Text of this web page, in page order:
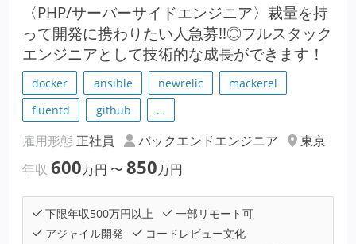
〈PHP/サーバーサイドエンジニア〉裁量を持
って開発に携わりたい人急募!!◎フルスタック
エンジニアとして技術的な成長ができます！
docker ansible newrelic
mackerel
fluentd
github …
雇用形態 正社員 バックエンドエンジニア
東京
年収 600万円 〜 850万円
下限年収500万円以上
一部リモート可
アジャイル開発
コードレビュー文化